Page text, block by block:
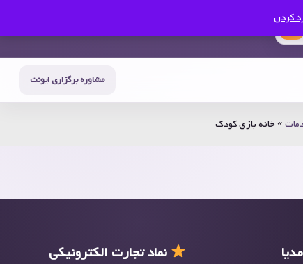
کردن
مشاوره برگزاری ایونت
»خانه بازی کودک
نماد تجارت الکترونیکی